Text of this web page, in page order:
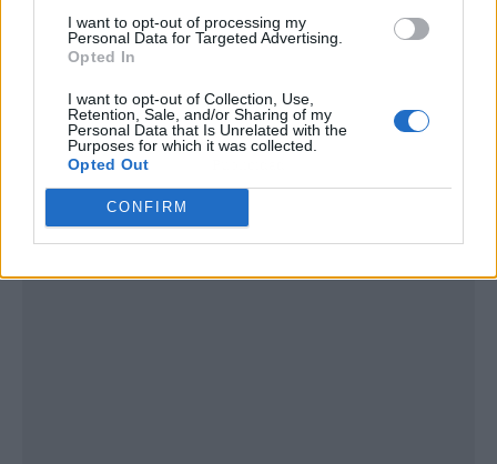
I want to opt-out of processing my
Personal Data for Targeted Advertising.
Opted In
I want to opt-out of Collection, Use,
Retention, Sale, and/or Sharing of my
Personal Data that Is Unrelated with the
Purposes for which it was collected.
Opted Out
CONFIRM